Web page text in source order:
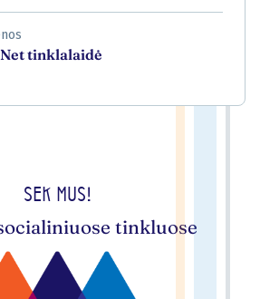
tinklalaidė
Sek mus!
tinkluose